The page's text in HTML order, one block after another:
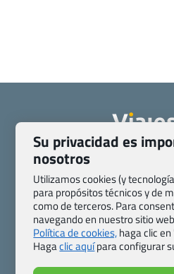
Quienes somos
Pasaporte, Visado, Salud y
Blog de Viajes.com
Preguntas frecuentes
Política de privacidad y
Todas las
Su privacidad es
nosotros
Utilizamos cookies (y
para propósitos técnicos y de
como de terceros. Para
navegando en nuestro sitio
Política de cookies,haga clic
Hagaclic aquípara configurar